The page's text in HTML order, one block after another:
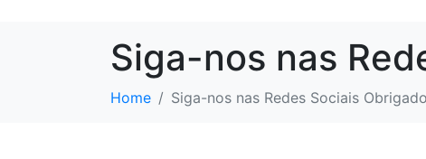
Siga-nos nas
Home Siga-nos nas Redes Sociais Obrigado